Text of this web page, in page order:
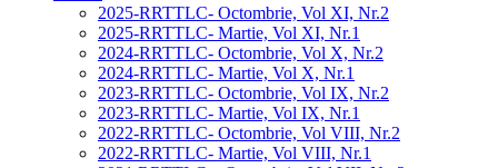
2025-RRTTLC- Octombrie, Vol XI, Nr.2
2025-RRTTLC- Martie, Vol XI, Nr.1
2024-RRTTLC- Octombrie, Vol X, Nr.2
2024-RRTTLC- Martie, Vol X, Nr.1
2023-RRTTLC- Octombrie, Vol IX, Nr.2
2023-RRTTLC- Martie, Vol IX, Nr.1
2022-RRTTLC- Octombrie, Vol VIII, Nr.2
2022-RRTTLC- Martie, Vol VIII, Nr.1